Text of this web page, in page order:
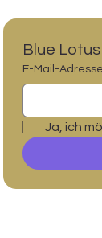
Blue
E-Mail-Adresse
Ja, ich